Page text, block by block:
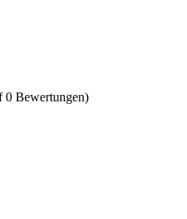
0 Bewertungen)